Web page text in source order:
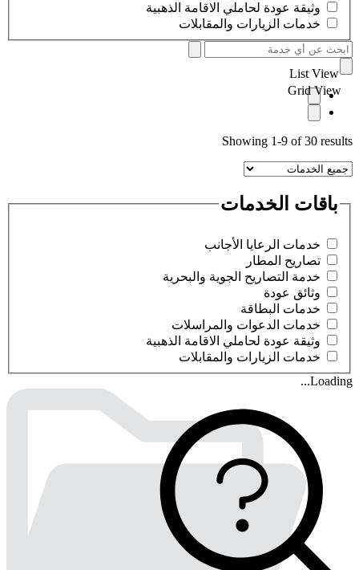
وثيقة عودة لحاملي الاقامة الذهبية
خدمات الزيارات والمقابلات
Showing 1-9 of 30 results
باقات الخدمات
خدمات الرعايا الأجانب
تصاريح المطار
خدمة التصاريح الجوية والبحرية
وثائق عودة
خدمات البطاقة
خدمات الدعوات والمراسلات
وثيقة عودة لحاملي الاقامة الذهبية
خدمات الزيارات والمقابلات
Loading...
Grid View
List View